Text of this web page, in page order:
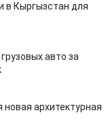
в Кыргызстан для
авто за
архитектурная